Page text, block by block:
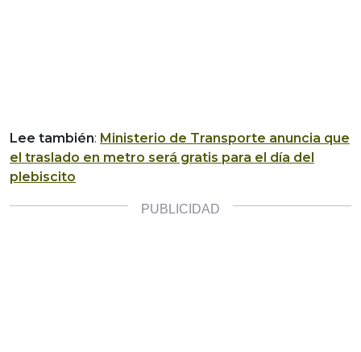
Lee también: Ministerio de Transporte anuncia que
el traslado en metro será gratis para el día del
plebiscito